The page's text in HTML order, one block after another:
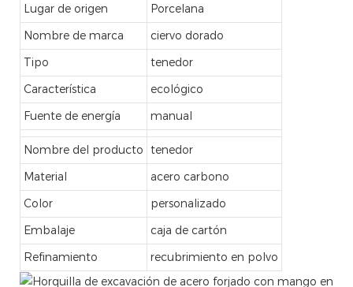
Lugar de origen
Porcelana
Nombre de marca
ciervo dorado
Tipo
tenedor
Característica
ecológico
Fuente de energía
manual
Nombre del producto tenedor
Material
acero carbono
Color
personalizado
Embalaje
caja de cartón
Refinamiento
recubrimiento en polvo